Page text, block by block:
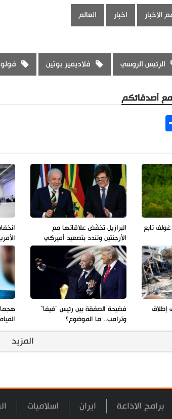
الاخبار اخبار العالم
الرئيس الروسي فلاديمير بوتين
مع أصدقائكم
تابع
البرازيل تخفّض علاقاتها مع
الأرجنتين وتندد بتصعيد أميركي
إطلاق
فضيحة الصفقة بين رئيس "فيفا"
وترامب.. ما الموضوع؟
المياه في 7
المزيد
برامج الاذاعة ايران اسلاميات